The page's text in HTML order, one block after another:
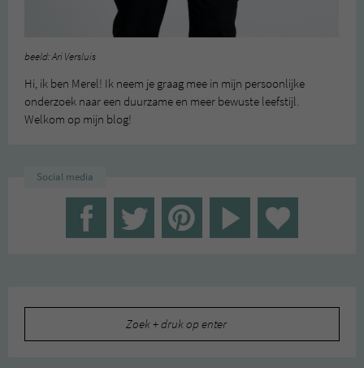
beeld: Ari Versluis
Hi, ik ben Merel! Ik neem je graag mee in mijn persoonlijke
onderzoek naar een duurzame en meer bewuste leefstijl.
Welkom op mijn blog!
Social media